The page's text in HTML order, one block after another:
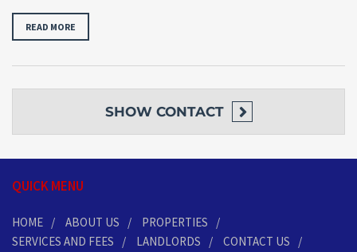
READ MORE
SHOW CONTACT
QUICK MENU
HOME ABOUT US
PROPERTIES
SERVICES AND FEES
LANDLORDS CONTACT US